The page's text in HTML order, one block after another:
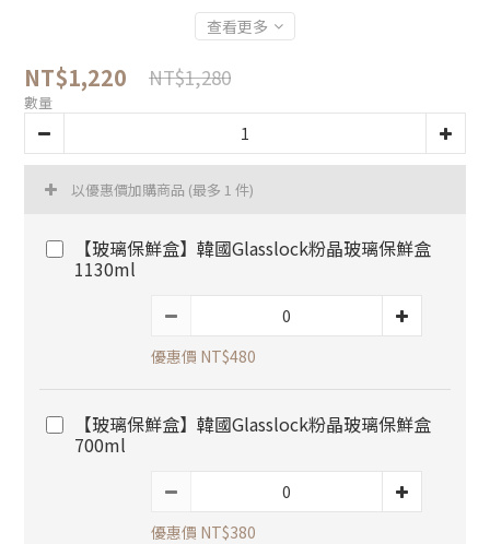
查看更多
NT$1,220 NT$1,280
數量
以優惠價加購商品 (最多 1 件)
【玻璃保鮮盒】韓國Glasslock粉晶玻璃保鮮盒
1130ml
優惠價 NT$480
【玻璃保鮮盒】韓國Glasslock粉晶玻璃保鮮盒
700ml
優惠價 NT$380